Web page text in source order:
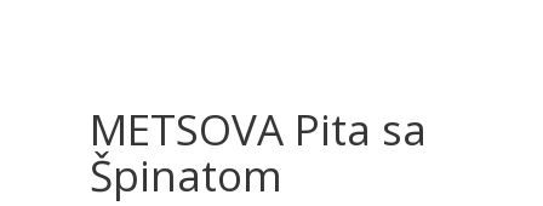
METSOVA Pita sa
Špinatom